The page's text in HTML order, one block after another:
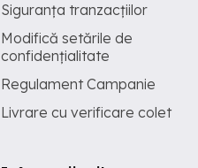
Siguranța tranzacțiilor
Modifică setările de
confidențialitate
Regulament Campanie
Livrare cu verificare colet